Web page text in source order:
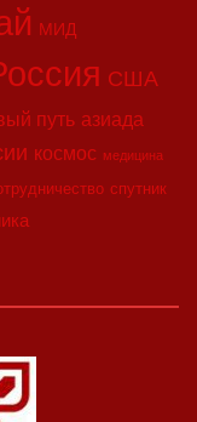
МИД
США
путь азиада
космос медицина
спутник